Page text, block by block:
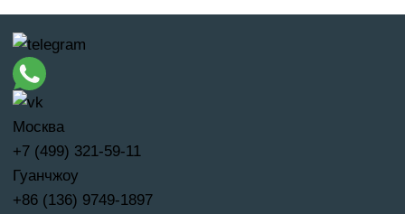
Москва
+7 (499) 321-59-11
Гуанчжоу
+86 (136) 9749-1897